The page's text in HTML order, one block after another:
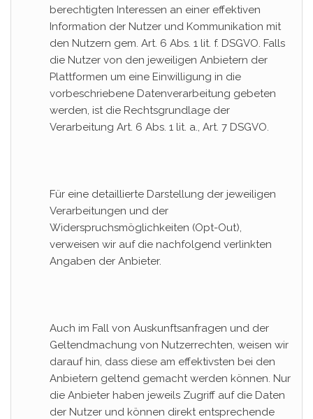
berechtigten Interessen an einer effektiven
Information der Nutzer und Kommunikation mit
den Nutzern gem. Art. 6 Abs. 1 lit. f. DSGVO. Falls
die Nutzer von den jeweiligen Anbietern der
Plattformen um eine Einwilligung in die
vorbeschriebene Datenverarbeitung gebeten
werden, ist die Rechtsgrundlage der
Verarbeitung Art. 6 Abs. 1 lit. a., Art. 7 DSGVO.
Für eine detaillierte Darstellung der jeweiligen
Verarbeitungen und der
Widerspruchsmöglichkeiten (Opt-Out),
verweisen wir auf die nachfolgend verlinkten
Angaben der Anbieter.
Auch im Fall von Auskunftsanfragen und der
Geltendmachung von Nutzerrechten, weisen wir
darauf hin, dass diese am effektivsten bei den
Anbietern geltend gemacht werden können. Nur
die Anbieter haben jeweils Zugriff auf die Daten
der Nutzer und können direkt entsprechende